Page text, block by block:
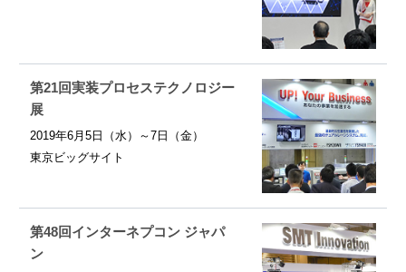
第21回実装プロセステクノロジー
展
2019年6月5日（水）～7日（金）
東京ビッグサイト
第48回インターネプコン ジャパ
ン